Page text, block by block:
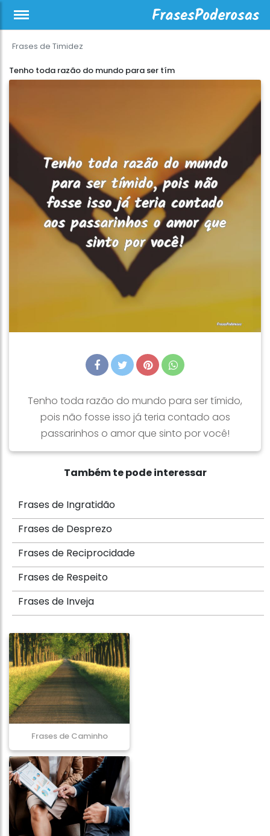
Frases de Timidez
Tenho toda razão do mundo para ser tím
Tenho toda razão do mundo para ser tímido,
pois não fosse isso já teria contado aos
passarinhos o amor que sinto por você!
Também te pode interessar
Frases de Ingratidão
Frases de Desprezo
Frases de Reciprocidade
Frases de Respeito
Frases de Inveja
Frases de Caminho